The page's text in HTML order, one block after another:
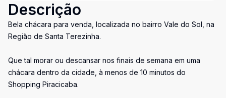
Descrição
Bela chácara para venda, localizada no bairro Vale do Sol, na
Região de Santa Terezinha.
Que tal morar ou descansar nos finais de semana em uma
chácara dentro da cidade, à menos de 10 minutos do
Shopping Piracicaba.